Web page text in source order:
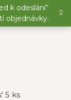
k odeslání“
objednávky.
5 ks